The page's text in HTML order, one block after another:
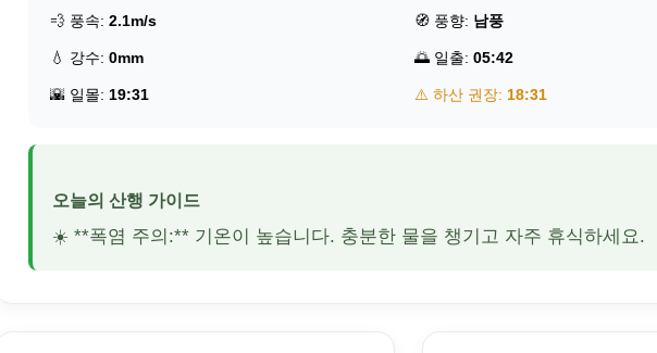
💨 풍속: 2.1m/s 🧭 풍향: 남풍
💧 강수: 0mm 🌅 일출: 05:42
🌇 일몰: 19:31 ⚠️ 하산 권장: 18:31
오늘의 산행 가이드
☀️ **폭염 주의:** 기온이 높습니다. 충분한 물을 챙기고 자주 휴식하세요.